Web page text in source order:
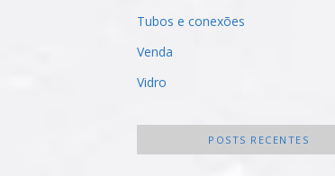
Tubos e conexões
Venda
Vidro
POSTS RECENTES